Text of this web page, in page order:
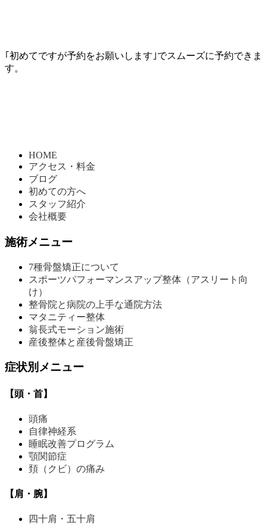
｢初めてですが予約をお願いします｣でスムーズに予約できま
す。
HOME
アクセス・料金
ブログ
初めての方へ
スタッフ紹介
会社概要
施術メニュー
7種骨盤矯正について
スポーツパフォーマンスアップ整体（アスリート向
け）
整骨院と病院の上手な通院方法
マタニティー整体
翁長式モーション施術
産後整体と産後骨盤矯正
症状別メニュー
【頭・首】
頭痛
自律神経系
睡眠改善プログラム
顎関節症
頚（クビ）の痛み
【肩・腕】
四十肩・五十肩